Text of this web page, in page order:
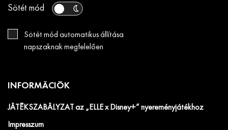
Sötét mód
Sötét mód automatikus állítása
napszaknak megfelelően
INFORMÁCIÓK
JÁTÉKSZABÁLYZAT az „ELLE x Disney+” nyereményjátékhoz
Impresszum